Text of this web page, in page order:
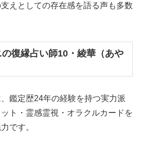
えとしての存在感を語る声も多数
復縁占い師10・綾華（あや
鑑定歴24年の経験を持つ実力派
ト・霊感霊視・オラクルカードを
です。